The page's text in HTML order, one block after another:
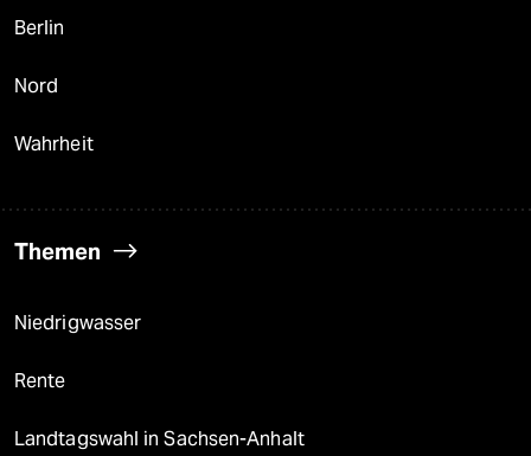
Berlin
Nord
Wahrheit
Themen
Niedrigwasser
Rente
Landtagswahl in Sachsen-Anhalt